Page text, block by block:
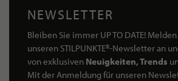
NEWSLETTER
Bleiben Sie immer UP TO DATE!
unseren STILPUNKTE®-Newsletter an
von exklusiven Neuigkeiten, Trends
Mit der Anmeldung für unseren